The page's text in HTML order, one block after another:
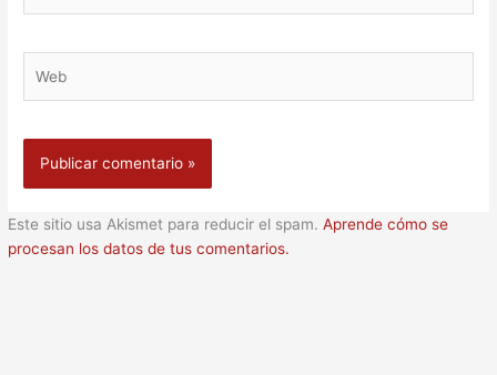
Este sitio usa Akismet para reducir el spam.Aprende cómo se
procesan los datos de tus comentarios.